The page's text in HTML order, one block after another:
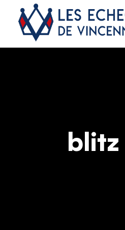
blitz